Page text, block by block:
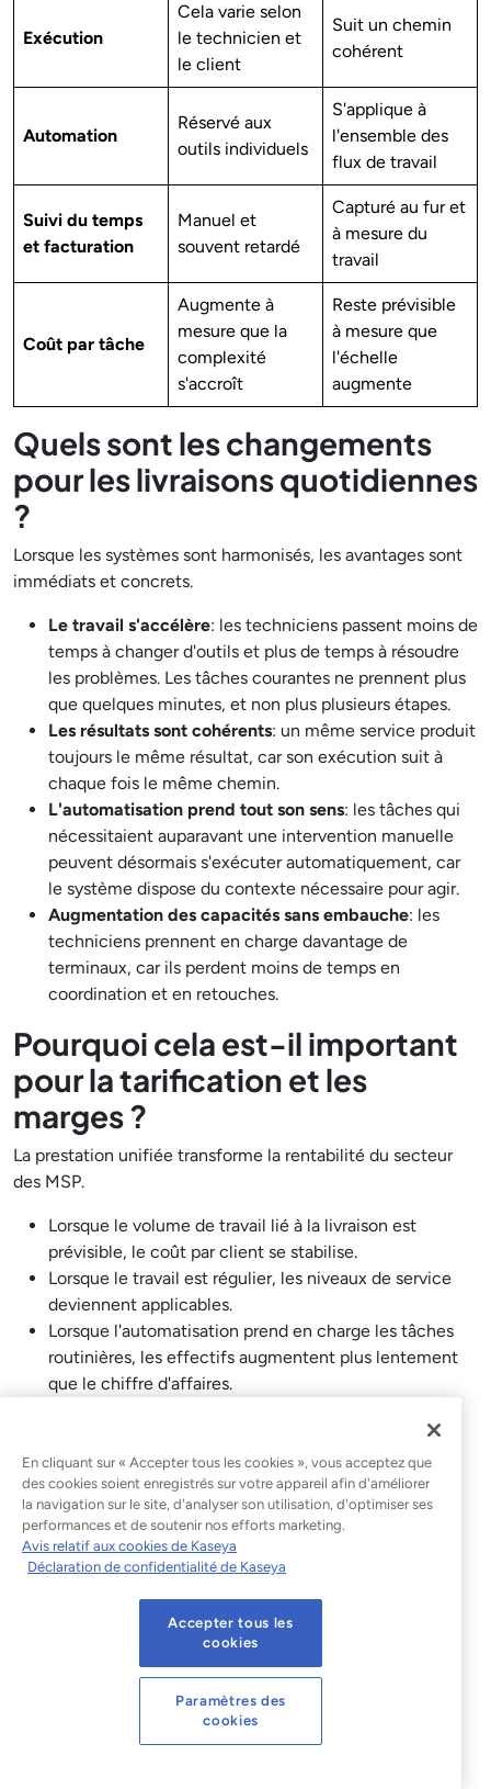
Exécution
Cela varie selon
le technicien et
le client
Suit un chemin
cohérent
Automation
Réservé aux
outils individuels
S'applique à
l'ensemble des
flux de travail
Suivi du temps
et facturation
Manuel et
souvent retardé
Capturé au fur et
à mesure du
travail
Coût par tâche
Augmente à
mesure que la
complexité
s'accroît
Reste prévisible
à mesure que
l'échelle
augmente
Quels sont les changements
pour les livraisons quotidiennes
?
Lorsque les systèmes sont harmonisés, les avantages sont
immédiats et concrets.
Le travail s'accélère: les techniciens passent moins de
temps à changer d'outils et plus de temps à résoudre
les problèmes. Les tâches courantes ne prennent plus
que quelques minutes, et non plus plusieurs étapes.
Les résultats sont cohérents: un même service produit
toujours le même résultat, car son exécution suit à
chaque fois le même chemin.
L'automatisation prend tout son sens: les tâches qui
nécessitaient auparavant une intervention manuelle
peuvent désormais s'exécuter automatiquement, car
le système dispose du contexte nécessaire pour agir.
Augmentation des capacités sans embauche: les
techniciens prennent en charge davantage de
terminaux, car ils perdent moins de temps en
coordination et en retouches.
Pourquoi cela est-il important
pour la tarification et les
marges ?
La prestation unifiée transforme la rentabilité du secteur
des MSP.
Lorsque le volume de travail lié à la livraison est
prévisible, le coût par client se stabilise.
Lorsque le travail est régulier, les niveaux de service
deviennent applicables.
Lorsque l'automatisation prend en charge les tâches
routinières, les effectifs augmentent plus lentement
que le chiffre d'affaires.
augmentent, mais parce que les pertes sont éliminées du
processus de livraison. La croissance génère des revenus
supplémentaires sans entraîner de difficultés
proportionnelles.
D'une prestation axée sur
l'effort à un système évolutif
modalités de prestation de leurs services acquièrent une
meilleure maîtrise de leur efficacité, de leur capacité, de
En cliquant sur « Accepter tous les cookies », vous acceptez que
des cookies soient enregistrés sur votre appareil afin d'améliorer
la navigation sur le site, d'analyser son utilisation, d'optimiser ses
performances et de soutenir nos efforts marketing.
Avis relatif aux cookies de Kaseya
Déclaration de confidentialité de Kaseya
Accepter tous les
cookies
Paramètres des
cookies